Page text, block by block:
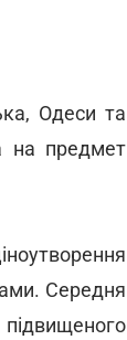
Одеси та
на предмет
Середня